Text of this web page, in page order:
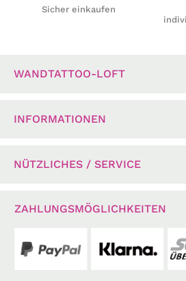
Sicher einkaufen
WANDTATTOO-LOFT
INFORMATIONEN
NÜTZLICHES / SERVICE
ZAHLUNGSMÖGLICHKEITEN